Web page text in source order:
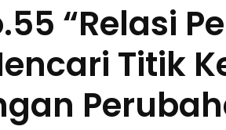
“Relasi
Titik